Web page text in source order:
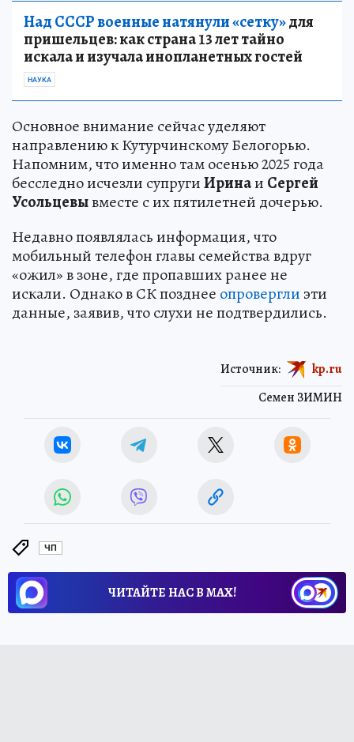
Над СССР военные натянули «сетку»для
пришельцев: как страна 13 лет тайно
искала и изучала инопланетных гостей
НАУКА
Основное внимание сейчас уделяют
направлению к Кутурчинскому Белогорью.
Напомним, что именно там осенью 2025 года
бесследно исчезли супругиИринаи Сергей
Усольцевывместе с их пятилетней дочерью.
Недавно появлялась информация, что
мобильный телефон главы семейства вдруг
«ожил» в зоне, где пропавших ранее не
искали. Однако в СК позднее опровергли эти
данные, заявив, что слухи не подтвердились.
Семен ЗИМИН
Источник: kp.ru
ЧП
ЧИТАЙТЕ НАС В МАХ!